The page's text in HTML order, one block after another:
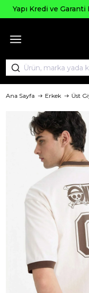
Kredi ve Garanti
Ana Sayfa Erkek Üst